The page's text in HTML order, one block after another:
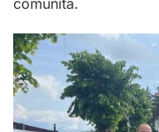
comunità.